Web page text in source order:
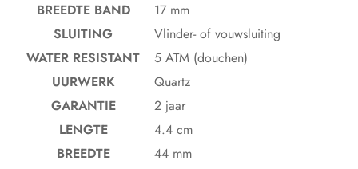
BREEDTE BAND
17 mm
SLUITING
Vlinder- of vouwsluiting
WATER RESISTANT
5 ATM (douchen)
UURWERK
Quartz
GARANTIE
2 jaar
LENGTE
4.4 cm
BREEDTE
44 mm